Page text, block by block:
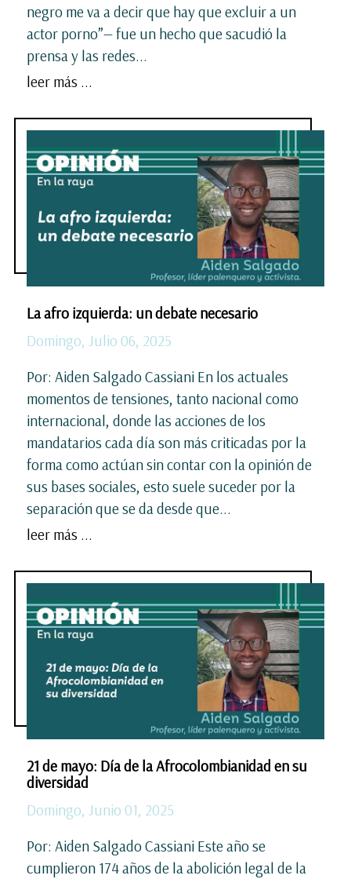
negro me va a decir que hay que excluir a un
actor porno”— fue un hecho que sacudió la
prensa y las redes...
leer más ...
La afro izquierda: un debate necesario
Domingo, Julio 06, 2025
Por: Aiden Salgado Cassiani En los actuales
momentos de tensiones, tanto nacional como
internacional, donde las acciones de los
mandatarios cada día son más criticadas por la
forma como actúan sin contar con la opinión de
sus bases sociales, esto suele suceder por la
separación que se da desde que...
leer más ...
21 de mayo: Día de la Afrocolombianidad en su
diversidad
Domingo, Junio 01, 2025
Por: Aiden Salgado Cassiani Este año se
cumplieron 174 años de la abolición legal de la